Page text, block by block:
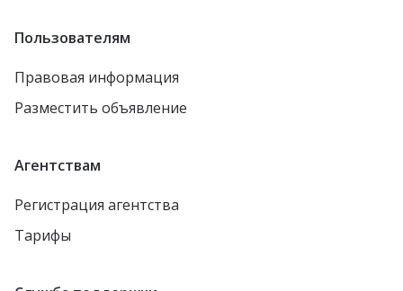
Пользователям
Правовая информация
Разместить объявление
Агентствам
Регистрация агентства
Тарифы